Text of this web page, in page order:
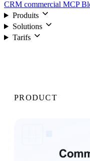
CRM commercial MCP
Produits
Solutions
Tarifs
PRODUCT